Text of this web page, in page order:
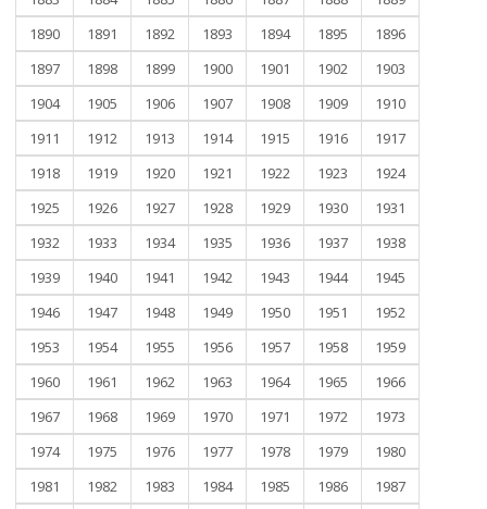
1890
1891 1892 1893 1894 1895
1896
1897
1898 1899 1900 1901 1902
1903
1904
1905 1906 1907 1908 1909
1910
1911
1912 1913 1914 1915 1916
1917
1918
1919 1920 1921 1922 1923
1924
1925
1926 1927 1928 1929 1930
1931
1932
1933 1934 1935 1936 1937
1938
1939
1940 1941 1942 1943 1944
1945
1946
1947 1948 1949 1950 1951
1952
1953
1954 1955 1956 1957 1958
1959
1960
1961 1962 1963 1964 1965
1966
1967
1968 1969 1970 1971 1972
1973
1974
1975 1976 1977 1978 1979
1980
1981
1982 1983 1984 1985 1986
1987